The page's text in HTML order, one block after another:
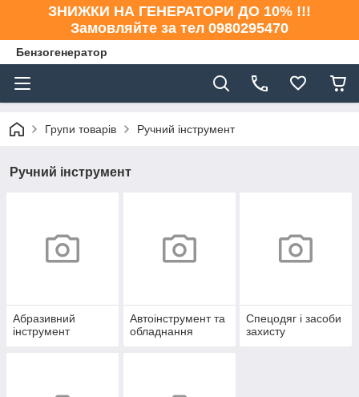
ЗНИЖКИ НА ГЕНЕРАТОРИ ДО 10% !!!
Замовляйте за тел 0980295470
Бензогенератор
Групи товарів Ручний інструмент
Ручний інструмент
Абразивний
інструмент
Автоінструмент та
обладнання
Спецодяг і засоби
захисту